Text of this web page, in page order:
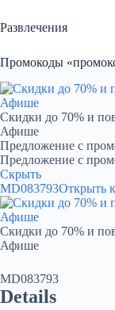
к
сути
Развлечения
Промокоды
Скидки до 70% и
Афише
Предложение с
Предложение с
Скрыть
MD083793Открыть
Скидки до 70% и
Афише
MD083793
Details